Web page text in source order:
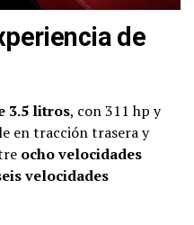
de
3.5 litros, con 311 hp y
en tracción trasera y
ocho velocidades
velocidades